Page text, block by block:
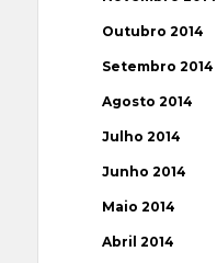
Outubro 2014
Setembro 2014
Agosto 2014
Julho 2014
Junho 2014
Maio 2014
Abril 2014